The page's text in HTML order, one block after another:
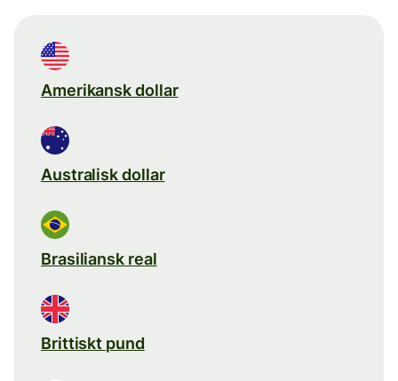
Amerikansk dollar
Australisk dollar
Brasiliansk real
Brittiskt pund